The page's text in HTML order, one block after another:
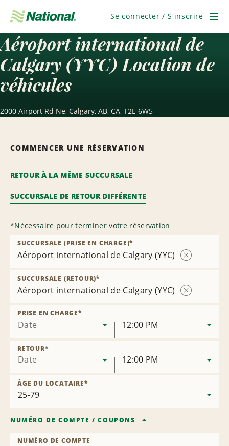
navigation
Se connecter / S'inscrire
Aéroport international de
Calgary (YYC) Location de
véhicules
2000 Airport Rd Ne, Calgary, AB, CA, T2E 6W5
COMMENCER UNE RÉSERVATION
RETOUR À LA MÊME SUCCURSALE
SUCCURSALE DE RETOUR DIFFÉRENTE
*Nécessaire pour terminer votre réservation
Aéroport international de Calgary (YYC)
succursale
SUCCURSALE (PRISE EN CHARGE)*
Aéroport international de Calgary (YYC)
SUCCURSALE (RETOUR)*
Date
PRISE EN CHARGE*
12:00 PM
Date
RETOUR*
12:00 PM
ÂGE DU LOCATAIRE*
NUMÉRO DE COMPTE /COUPONS
NUMÉRO DE COMPTE